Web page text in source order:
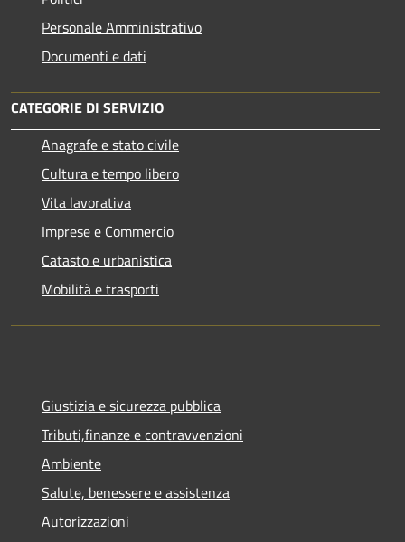
Personale Amministrativo
Documenti e dati
CATEGORIE DI SERVIZIO
Anagrafe e stato civile
Cultura e tempo libero
Vita lavorativa
Imprese e Commercio
Catasto e urbanistica
Mobilità e trasporti
Giustizia e sicurezza pubblica
Tributi,finanze e contravvenzioni
Ambiente
Salute, benessere e assistenza
Autorizzazioni